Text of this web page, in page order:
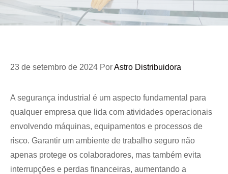
23 de setembro de 2024 PorAstro Distribuidora
A segurança industrial é um aspecto fundamental para
qualquer empresa que lida com atividades operacionais
envolvendo máquinas, equipamentos e processos de
risco. Garantir um ambiente de trabalho seguro não
apenas protege os colaboradores, mas também evita
interrupções e perdas financeiras, aumentando a